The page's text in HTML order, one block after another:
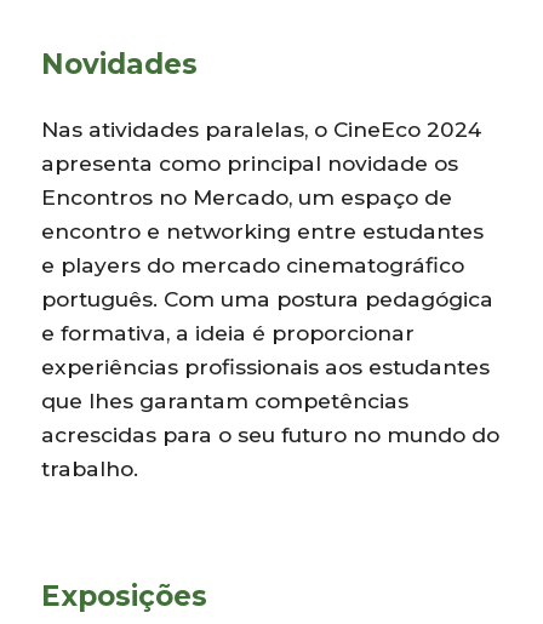
Novidades
Nas atividades paralelas, o CineEco 2024
apresenta como principal novidade os
Encontros no Mercado, um espaço de
encontro e networking entre estudantes
e players do mercado cinematográfico
português. Com uma postura pedagógica
e formativa, a ideia é proporcionar
experiências profissionais aos estudantes
que lhes garantam competências
acrescidas para o seu futuro no mundo do
trabalho.
Exposições